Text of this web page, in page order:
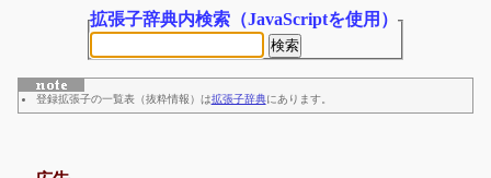
拡張子辞典内検索 （JavaScriptを使用）
登録拡張子の一覧表（抜粋情報）は拡張子辞典にあります。